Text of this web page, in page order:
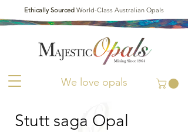
We love opals
Ethically Sourced World-Class Australian Opals
Stutt saga Opal